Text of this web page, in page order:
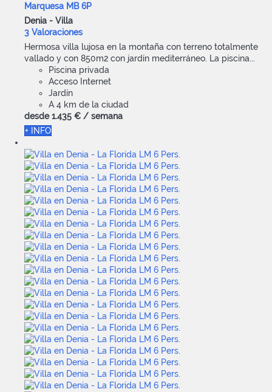
Marquesa MB 6P
Denia - Villa
3 Valoraciones
Hermosa villa lujosa en la montaña con terreno totalmente
vallado y con 850m2 con jardín mediterráneo. La piscina...
Piscina privada
Acceso Internet
Jardín
A 4 km de la ciudad
desde 1.435 € / semana
+ INFO